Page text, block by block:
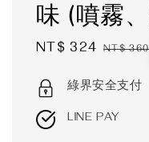
味 (噴霧
Sale
NT$ 324 NT$ 360
綠界安全支付
LINE PAY